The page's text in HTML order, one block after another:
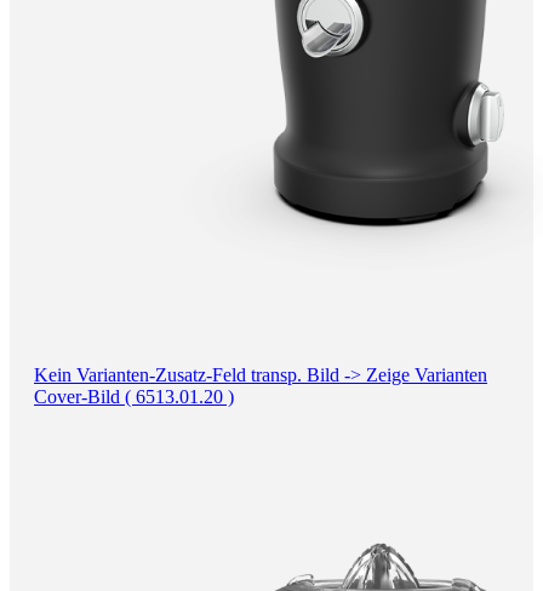
Kein Varianten-Zusatz-Feld transp. Bild -> Zeige Varianten
Cover-Bild ( 6513.01.20 )